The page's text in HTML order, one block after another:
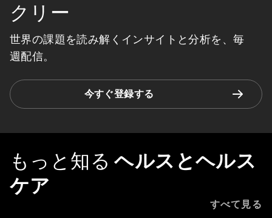
クリー
世界の課題を読み解くインサイトと分析を、毎
週配信。
今すぐ登録する
もっと知る ヘルスとヘルス
ケア
すべて見る